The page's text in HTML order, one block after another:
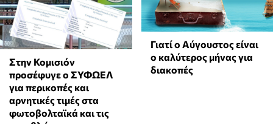
Στην Κομισιόν
προσέφυγε ο ΣΥΦΩΕΛ
για περικοπές και
αρνητικές τιμές στα
φωτοβολταϊκά και τις
Γιατί ο Αύγουστος είναι
ο καλύτερος μήνας για
διακοπές